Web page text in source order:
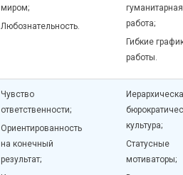
миром;
Любознательность.
гуманитарная
работа;
Гибкие
работы.
Чувство
ответственности;
Ориентированность
на конечный
результат;
культура;
Статусные
мотиваторы;